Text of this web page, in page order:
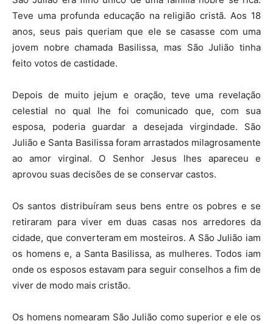
Teve uma profunda educação na religião cristã. Aos 18
anos, seus pais queriam que ele se casasse com uma
jovem nobre chamada Basilissa, mas São Julião tinha
feito votos de castidade.
Depois de muito jejum e oração, teve uma revelação
celestial no qual lhe foi comunicado que, com sua
esposa, poderia guardar a desejada virgindade. São
Julião e Santa Basilissa foram arrastados milagrosamente
ao amor virginal. O Senhor Jesus lhes apareceu e
aprovou suas decisões de se conservar castos.
Os santos distribuíram seus bens entre os pobres e se
retiraram para viver em duas casas nos arredores da
cidade, que converteram em mosteiros. A São Julião iam
os homens e, a Santa Basilissa, as mulheres. Todos iam
onde os esposos estavam para seguir conselhos a fim de
viver de modo mais cristão.
Os homens nomearam São Julião como superior e ele os